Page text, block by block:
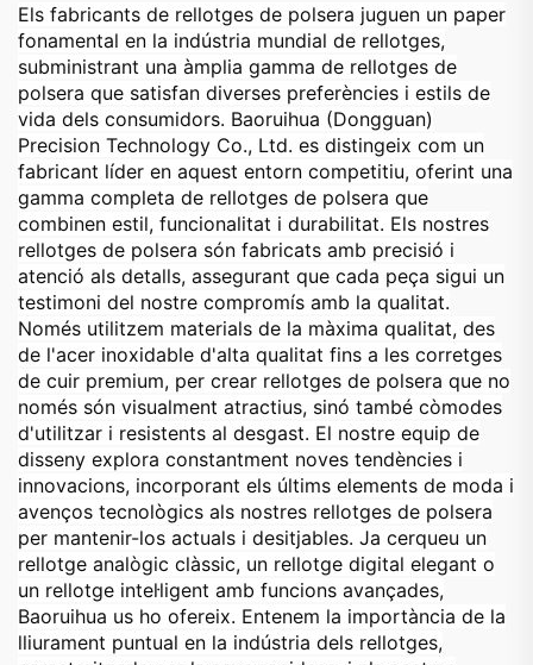
Els fabricants de rellotges de polsera juguen un paper
fonamental en la indústria mundial de rellotges,
subministrant una àmplia gamma de rellotges de
polsera que satisfan diverses preferències i estils de
vida dels consumidors. Baoruihua (Dongguan)
Precision Technology Co., Ltd. es distingeix com un
fabricant líder en aquest entorn competitiu, oferint una
gamma completa de rellotges de polsera que
combinen estil, funcionalitat i durabilitat. Els nostres
rellotges de polsera són fabricats amb precisió i
atenció als detalls, assegurant que cada peça sigui un
testimoni del nostre compromís amb la qualitat.
Només utilitzem materials de la màxima qualitat, des
de l'acer inoxidable d'alta qualitat fins a les corretges
de cuir premium, per crear rellotges de polsera que no
només són visualment atractius, sinó també còmodes
d'utilitzar i resistents al desgast. El nostre equip de
disseny explora constantment noves tendències i
innovacions, incorporant els últims elements de moda i
avenços tecnològics als nostres rellotges de polsera
per mantenir-los actuals i desitjables. Ja cerqueu un
rellotge analògic clàssic, un rellotge digital elegant o
un rellotge intel·ligent amb funcions avançades,
Baoruihua us ho ofereix. Entenem la importància de la
lliurament puntual en la indústria dels rellotges,